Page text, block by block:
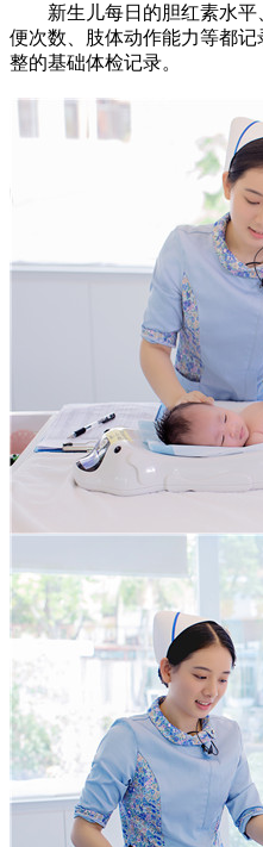
新生儿每日的胆红素水平
便次数、肢体动作能力等都
整的基础体检记录。